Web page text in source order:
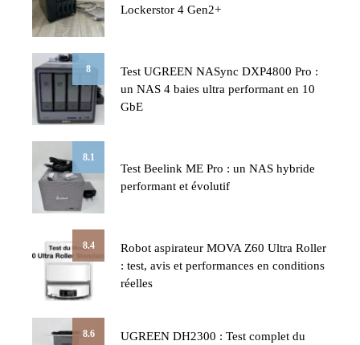
Lockerstor 4 Gen2+
8
Test UGREEN NASync DXP4800 Pro :
un NAS 4 baies ultra performant en 10
GbE
8.1
Test Beelink ME Pro : un NAS hybride
performant et évolutif
8.4
Robot aspirateur MOVA Z60 Ultra Roller
: test, avis et performances en conditions
réelles
8.6
UGREEN DH2300 : Test complet du